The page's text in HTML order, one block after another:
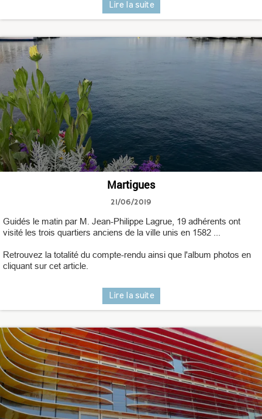
Lire la suite
Martigues
21/06/2019
Guidés le matin par M. Jean-Philippe Lagrue, 19 adhérents ont
visité les trois quartiers anciens de la ville unis en 1582 ...
Retrouvez la totalité du compte-rendu ainsi que l'album photos en
cliquant sur cet article.
Lire la suite